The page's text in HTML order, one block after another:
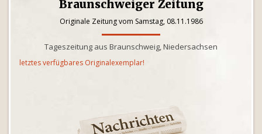
Braunschweiger Zeitung
Originale Zeitung vom Samstag, 08.11.1986
Tageszeitung aus Braunschweig, Niedersachsen
letztes verfügbares Originalexemplar!